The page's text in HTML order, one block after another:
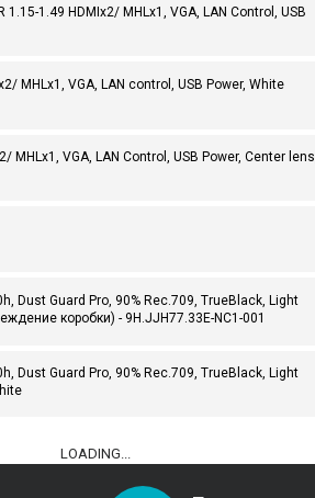
1.49 HDMIx2/ MHLx1, VGA, LAN Control, USB
MHLx1, VGA, LAN control, USB Power, White
MHLx1, VGA, LAN Control, USB Power, Center lens,
Dust Guard Pro, 90% Rec.709, TrueBlack, Light
коробки) - 9H.JJH77.33E-NC1-001
Dust Guard Pro, 90% Rec.709, TrueBlack, Light
LOADING...